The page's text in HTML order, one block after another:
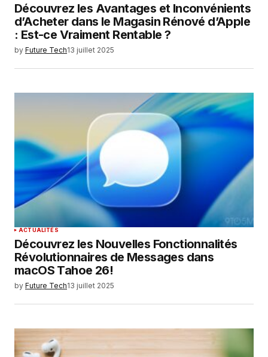
Découvrez les Avantages et Inconvénients
d’Acheter dans le Magasin Rénové d’Apple
: Est-ce Vraiment Rentable ?
by Future Tech13 juillet 2025
ACTUALITÉS
Découvrez les Nouvelles Fonctionnalités
Révolutionnaires de Messages dans
macOS Tahoe 26!
by Future Tech13 juillet 2025